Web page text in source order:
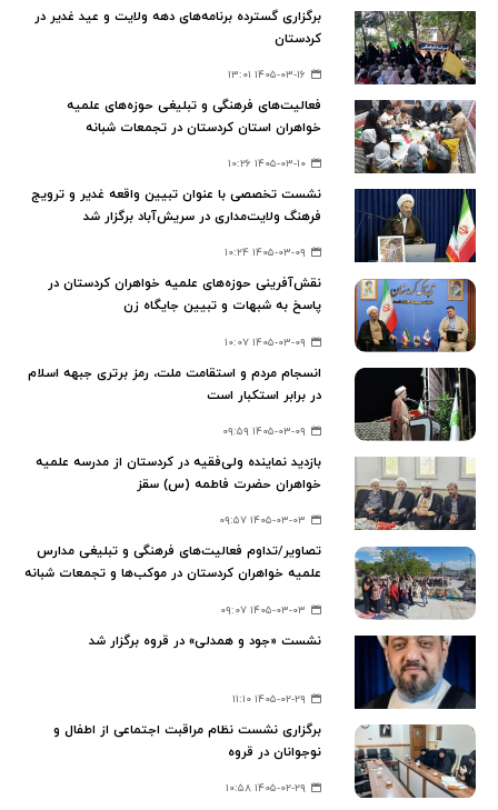
برگزاری گسترده برنامه‌های دهه ولایت و عید غدیر در
کردستان
۱۴۰۵-۰۳-۱۶ ۱۳:۰۱
فعالیت‌های فرهنگی و تبلیغی حوزه‌های علمیه
خواهران استان کردستان در تجمعات شبانه
۱۴۰۵-۰۳-۱۰ ۱۰:۲۶
نشست تخصصی با عنوان تبیین واقعه غدیر و ترویج
فرهنگ ولایت‌مداری در سریش‌آباد برگزار شد
۱۴۰۵-۰۳-۰۹ ۱۰:۲۴
نقش‌آفرینی حوزه‌های علمیه خواهران کردستان در
پاسخ به شبهات و تبیین جایگاه زن
۱۴۰۵-۰۳-۰۹ ۱۰:۰۷
انسجام مردم و استقامت ملت، رمز برتری جبهه اسلام
در برابر استکبار است
۱۴۰۵-۰۳-۰۹ ۰۹:۵۹
بازدید نماینده ولی‌فقیه در کردستان از مدرسه علمیه
خواهران حضرت فاطمه (س) سقز
۱۴۰۵-۰۳-۰۳ ۰۹:۵۷
تصاویر/تداوم فعالیت‌های فرهنگی و تبلیغی مدارس
علمیه خواهران کردستان در موکب‌ها و تجمعات شبانه
۱۴۰۵-۰۳-۰۳ ۰۹:۰۷
نشست «جود و همدلی» در قروه برگزار شد
۱۴۰۵-۰۲-۲۹ ۱۱:۱۰
برگزاری نشست نظام مراقبت اجتماعی از اطفال و
نوجوانان در قروه
۱۴۰۵-۰۲-۲۹ ۱۰:۵۸